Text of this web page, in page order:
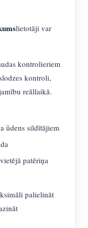
lietotāji var
kontrolieriem
kontroli,
reāllaikā.
ūdens sildītājiem
patēriņa
palielināt